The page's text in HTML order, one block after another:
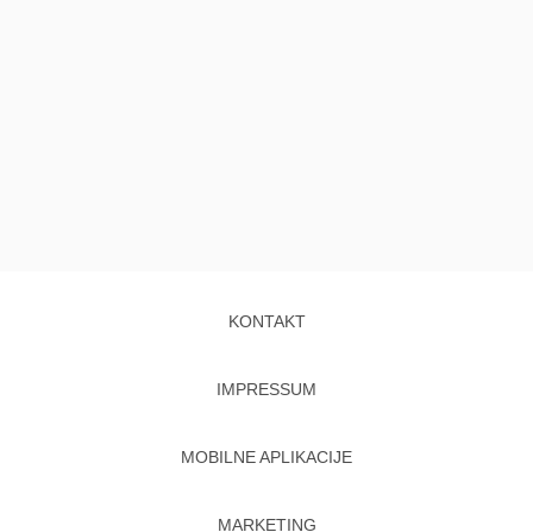
KONTAKT
IMPRESSUM
MOBILNE APLIKACIJE
MARKETING